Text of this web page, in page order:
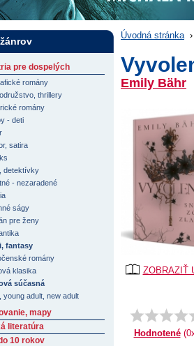
Úvodná stránka ›
Emily Bähr
ZOBRAZIŤ
Hodnotené
pre dospelých
romány
thrillery
romány
- deti
satira
detektívky
- nezaradené
ságy
pre ženy
fantasy
romány
klasika
súčasná
young adult, new adult
mapy
literatúra
10 rokov